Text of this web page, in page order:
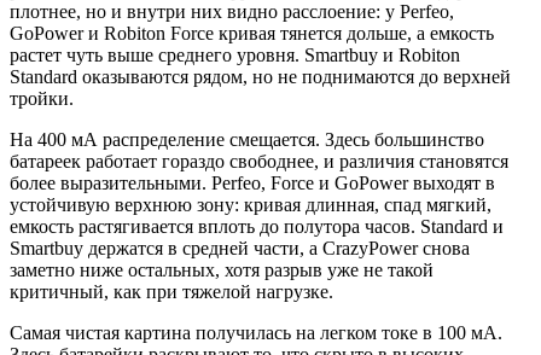
плотнее, но и внутри них видно расслоение: у Perfeo,
GoPower и Robiton Force кривая тянется дольше, а емкость
растет чуть выше среднего уровня. Smartbuy и Robiton
Standard оказываются рядом, но не поднимаются до верхней
тройки.
На 400 мА распределение смещается. Здесь большинство
батареек работает гораздо свободнее, и различия становятся
более выразительными. Pеrfeo, Force и GoPower выходят в
устойчивую верхнюю зону: кривая длинная, спад мягкий,
емкость растягивается вплоть до полутора часов. Standard и
Smartbuy держатся в средней части, а CrazyPower снова
заметно ниже остальных, хотя разрыв уже не такой
критичный, как при тяжелой нагрузке.
Самая чистая картина получилась на легком токе в 100 мА.